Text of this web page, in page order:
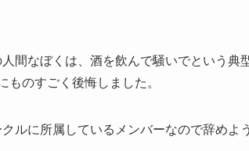
間なぼくは、酒を飲んで騒いでという典
のすごく後悔しました。
ルに所属しているメンバーなので辞めよ